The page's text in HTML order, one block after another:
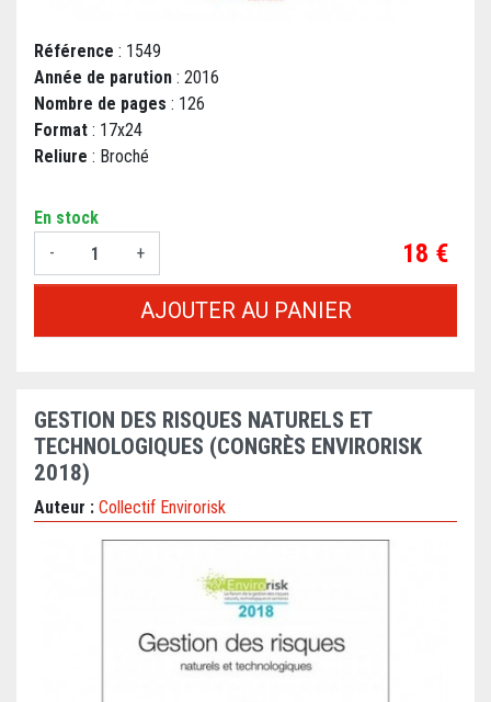
Référence : 1549
Année de parution : 2016
Nombre de pages : 126
Format : 17x24
Reliure : Broché
En stock
-
+ Prix
18 €
AJOUTER AU PANIER
GESTION DES RISQUES NATURELS ET
TECHNOLOGIQUES (CONGRÈS ENVIRORISK
2018)
Auteur : Collectif Envirorisk